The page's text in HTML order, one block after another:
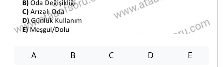
A B C D E